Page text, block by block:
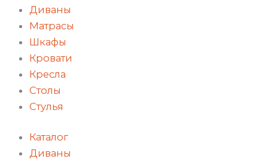
Диваны
Матрасы
Шкафы
Кровати
Кресла
Столы
Стулья
Каталог
Диваны